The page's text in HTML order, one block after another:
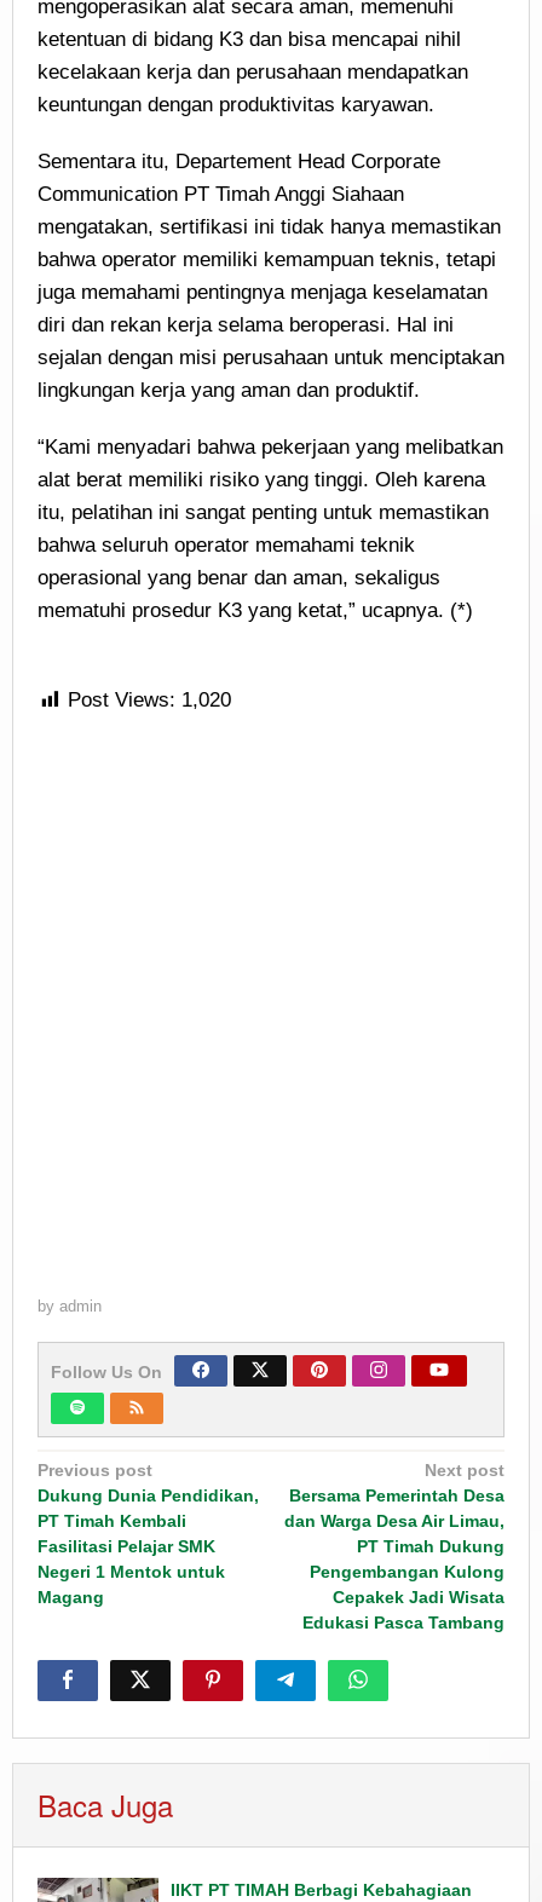
mengoperasikan alat secara aman, memenuhi
ketentuan di bidang K3 dan bisa mencapai nihil
kecelakaan kerja dan perusahaan mendapatkan
keuntungan dengan produktivitas karyawan.
Sementara itu, Departement Head Corporate
Communication PT Timah Anggi Siahaan
mengatakan, sertifikasi ini tidak hanya memastikan
bahwa operator memiliki kemampuan teknis, tetapi
juga memahami pentingnya menjaga keselamatan
diri dan rekan kerja selama beroperasi. Hal ini
sejalan dengan misi perusahaan untuk menciptakan
lingkungan kerja yang aman dan produktif.
“Kami menyadari bahwa pekerjaan yang melibatkan
alat berat memiliki risiko yang tinggi. Oleh karena
itu, pelatihan ini sangat penting untuk memastikan
bahwa seluruh operator memahami teknik
operasional yang benar dan aman, sekaligus
mematuhi prosedur K3 yang ketat,” ucapnya. (*)
Post Views: 1,020
by admin
Follow Us On
Post
navigation
Previous post
Dukung Dunia Pendidikan,
PT Timah Kembali
Fasilitasi Pelajar SMK
Negeri 1 Mentok untuk
Magang
Next post
Bersama Pemerintah Desa
dan Warga Desa Air Limau,
PT Timah Dukung
Pengembangan Kulong
Cepakek Jadi Wisata
Edukasi Pasca Tambang
Baca Juga
IIKT PT TIMAH Berbagi Kebahagiaan